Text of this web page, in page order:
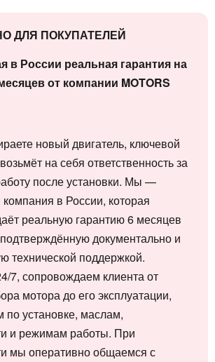
ДЛЯ ПОКУПАТЕЛЕЙ
в России реальная гарантия на
от компании MOTORS
новый двигатель, ключевой
на себя ответственность за
после установки. Мы —
в России, которая
реальную гарантию 6 месяцев
документально и
технической поддержкой.
7, сопровождаем клиента от
мотора до его эксплуатации,
по установке, маслам,
и режимам работы. При
мы оперативно общаемся с